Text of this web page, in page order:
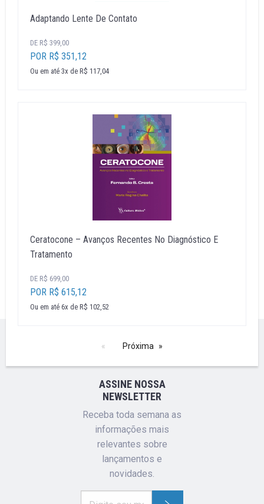
Adaptando Lente De Contato
DE R$ 399,00
POR R$ 351,12
Ou em até 3x de R$ 117,04
Ceratocone – Avanços Recentes No Diagnóstico E
Tratamento
DE R$ 699,00
POR R$ 615,12
Ou em até 6x de R$ 102,52
Próxima
ASSINE NOSSA
NEWSLETTER
Receba toda semana as
informações mais
relevantes sobre
lançamentos e
novidades.